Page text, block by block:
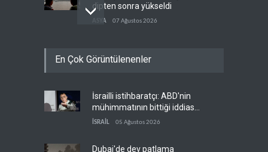
dipten sonra yükseldi
ASYA 07 Ağustos 2026
sonra petrol üretimini rekor
The Telegraph: Hürmüz
anlaşması, İran’ın savaşı
kazandığını gösteriyor
BATI YARIM KÜRE
En Çok Görüntülenenler
İsrailli istihbaratçı: ABD'nin
mühimmatının bittiği iddiası
bir iç kavga
İSRAİL 05 Ağustos 2026
Dubai'de dev patlama